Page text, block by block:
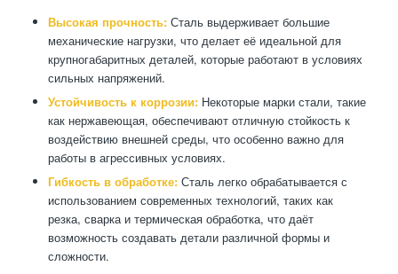
Высокая прочность:Сталь выдерживает большие
механические нагрузки, что делает её идеальной для
крупногабаритных деталей, которые работают в условиях
сильных напряжений.
Устойчивость к коррозии:Некоторые марки стали, такие
как нержавеющая, обеспечивают отличную стойкость к
воздействию внешней среды, что особенно важно для
работы в агрессивных условиях.
Гибкость в обработке:Сталь легко обрабатывается с
использованием современных технологий, таких как
резка, сварка и термическая обработка, что даёт
возможность создавать детали различной формы и
сложности.